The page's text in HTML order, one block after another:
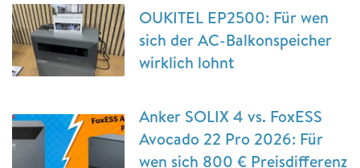
OUKITEL EP2500: Für wen
sich der AC-Balkonspeicher
wirklich lohnt
Anker SOLIX 4 vs. FoxESS
Avocado 22 Pro 2026: Für
wen sich 800 € Preisdifferenz